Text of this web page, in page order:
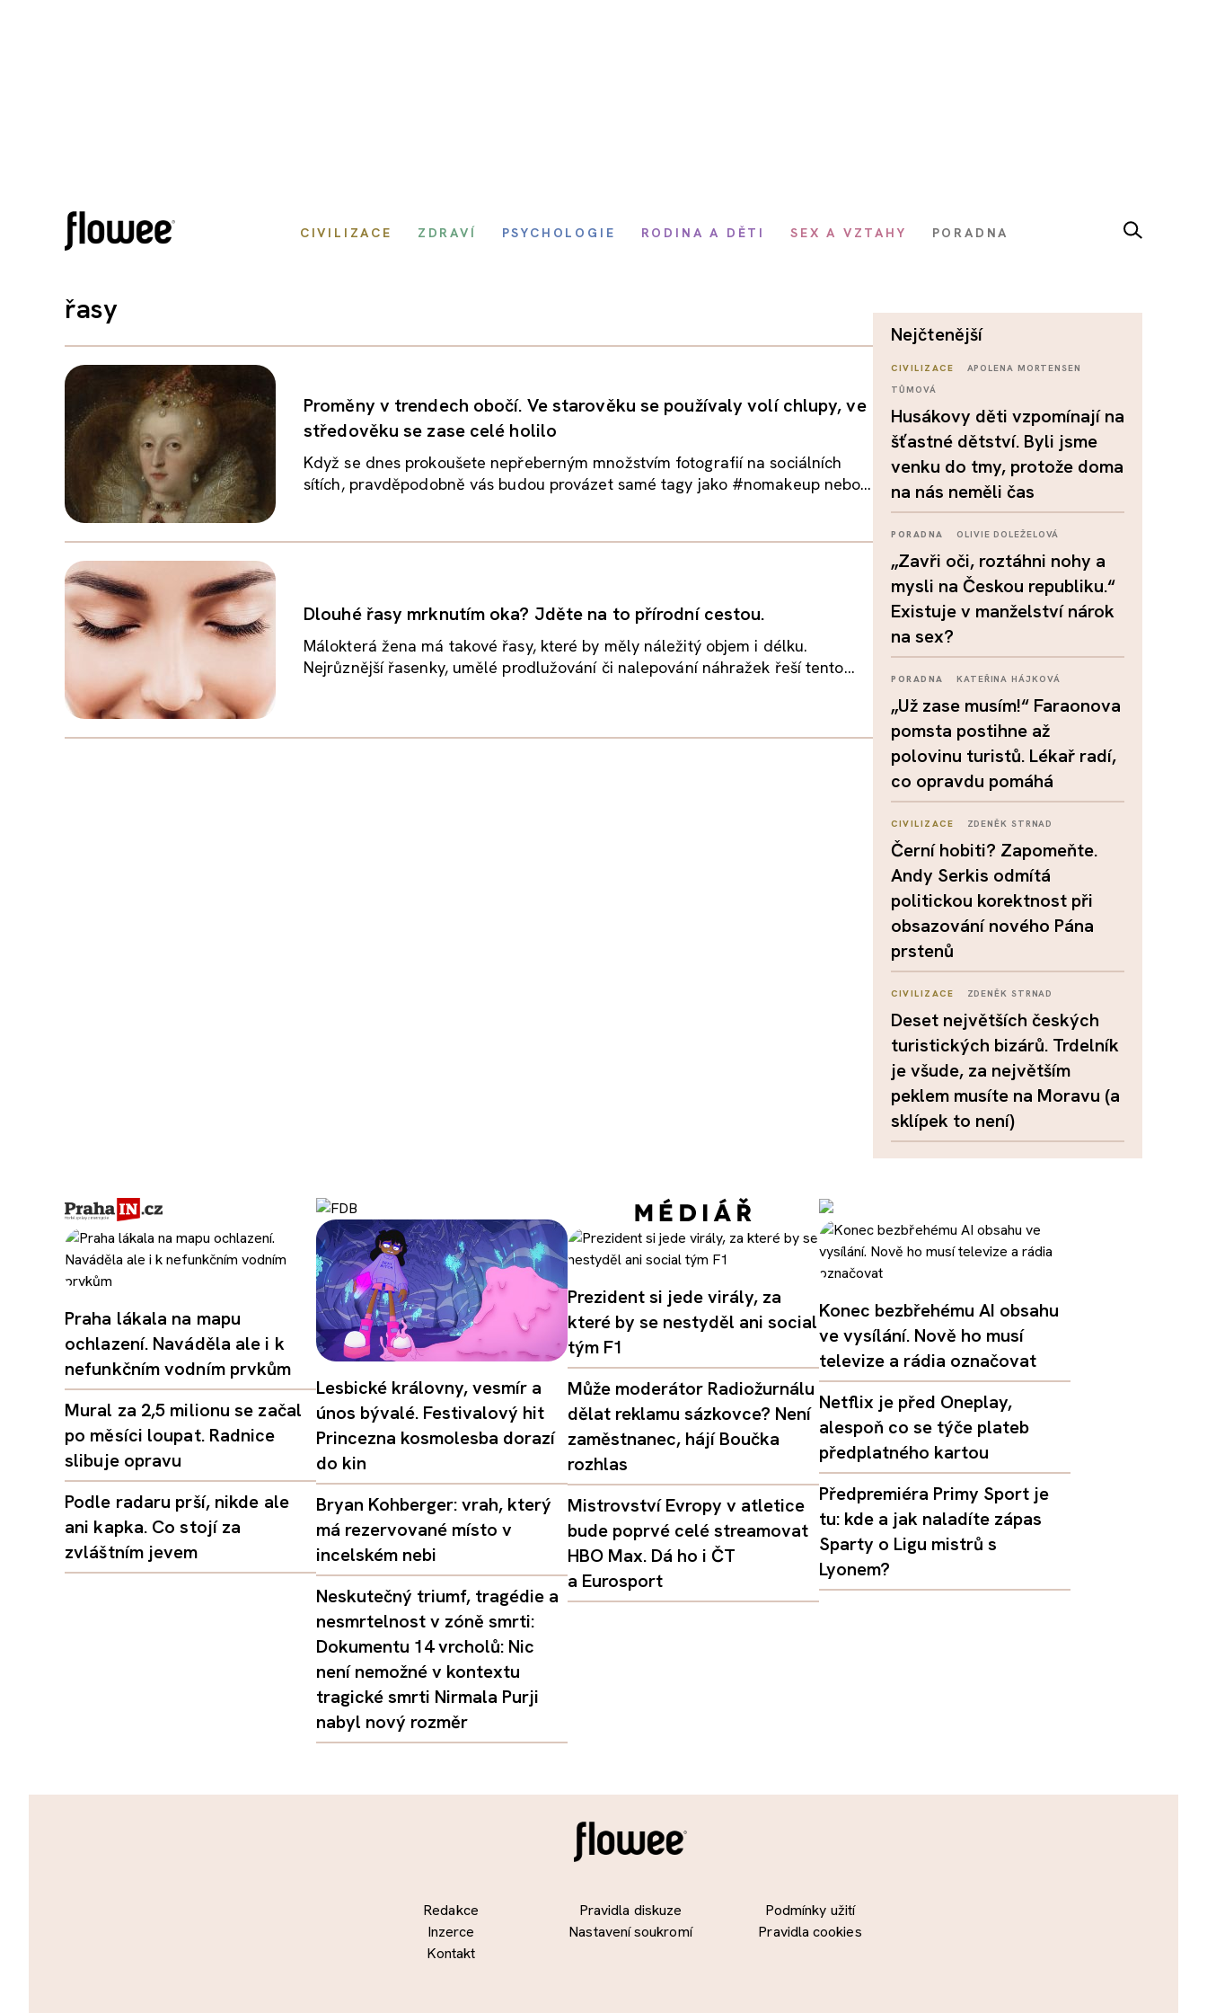
CIVILIZACE ZDRAVÍ PSYCHOLOGIE RODINA A DĚTI SEX A VZTAHY PORADNA
řasy
Proměny v trendech obočí. Ve starověku se používaly volí chlupy, ve
středověku se zase celé holilo
Když se dnes prokoušete nepřeberným množstvím fotografií na sociálních
sítích, pravděpodobně vás budou provázet samé tagy jako #nomakeup nebo...
Dlouhé řasy mrknutím oka? Jděte na to přírodní cestou.
Málokterá žena má takové řasy, které by měly náležitý objem i délku.
Nejrůznější řasenky, umělé prodlužování či nalepování náhražek řeší tento...
nejčtenější
CIVILIZACE
APOLENA MORTENSEN
TŮMOVÁ
Husákovy děti vzpomínají na
šťastné dětství. Byli jsme
venku do tmy, protože doma
na nás neměli čas
PORADNA OLIVIE DOLEŽELOVÁ
„Zavři oči, roztáhni nohy a
mysli na Českou republiku.“
Existuje v manželství nárok
na sex?
PORADNA KATEŘINA HÁJKOVÁ
„Už zase musím!“ Faraonova
pomsta postihne až
polovinu turistů. Lékař radí,
co opravdu pomáhá
CIVILIZACE ZDENĚK STRNAD
Černí hobiti? Zapomeňte.
Andy Serkis odmítá
politickou korektnost při
obsazování nového Pána
prstenů
CIVILIZACE ZDENĚK STRNAD
Deset největších českých
turistických bizárů. Trdelník
je všude, za největším
peklem musíte na Moravu (a
sklípek to není)
Praha lákala na mapu
ochlazení. Naváděla ale i k
nefunkčním vodním prvkům
Mural za 2,5 milionu se začal
po měsíci loupat. Radnice
slibuje opravu
Podle radaru prší, nikde ale
ani kapka. Co stojí za
zvláštním jevem
Lesbické královny, vesmír a
únos bývalé. Festivalový hit
Princezna kosmolesba dorazí
do kin
Bryan Kohberger: vrah, který
má rezervované místo v
incelském nebi
Neskutečný triumf, tragédie a
nesmrtelnost v zóně smrti:
Dokumentu 14 vrcholů: Nic
není nemožné v kontextu
tragické smrti Nirmala Purji
nabyl nový rozměr
Prezident si jede virály, za
které by se nestyděl ani social
tým F1
Může moderátor Radiožurnálu
dělat reklamu sázkovce? Není
zaměstnanec, hájí Boučka
rozhlas
Mistrovství Evropy v atletice
bude poprvé celé streamovat
HBO Max. Dá ho i ČT
a Eurosport
Konec bezbřehému AI obsahu
ve vysílání. Nově ho musí
televize a rádia označovat
Netflix je před Oneplay,
alespoň co se týče plateb
předplatného kartou
Předpremiéra Primy Sport je
tu: kde a jak naladíte zápas
Sparty o Ligu mistrů s
Lyonem?
Redakce
Inzerce
Kontakt
Pravidla diskuze
Nastavení soukromí
Podmínky užití
Pravidla cookies